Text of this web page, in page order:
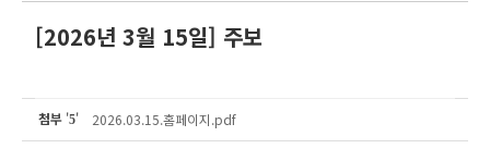
[2026년 3월 15일] 주보
첨부 '5' 2026.03.15.홈페이지.pdf